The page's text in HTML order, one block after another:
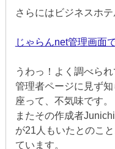
さらにはビジネスホ
じゃらんnet管理画面
うわっ！よく調べられ
管理者ページに見ず
座って、不気味です。
またその作成者
が21人もいたとのこ
ています。